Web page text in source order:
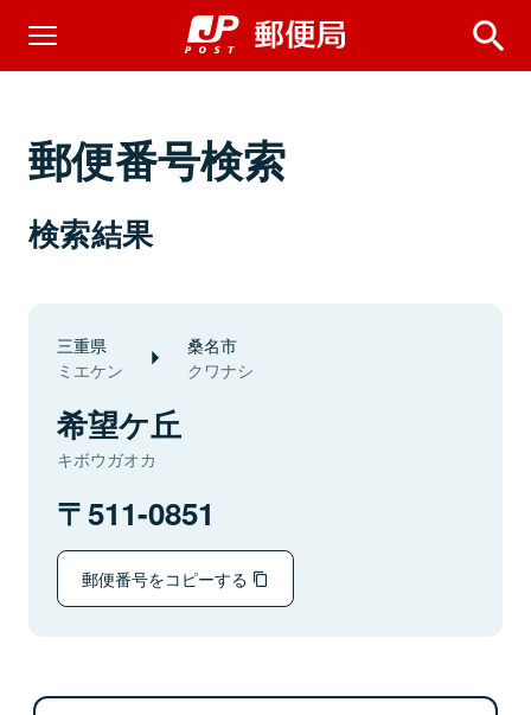
郵便番号検索
検索結果
三重県
ミエケン
桑名市
クワナシ
希望ケ丘
キボウガオカ
511-0851
郵便番号をコピーする